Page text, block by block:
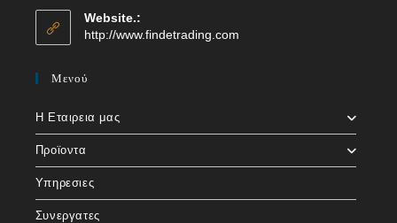
Website.:
http://www.findetrading.com
Μενού
Η Εταιρεια μας
Προϊοντα
Υπηρεσιες
Συνεργατες